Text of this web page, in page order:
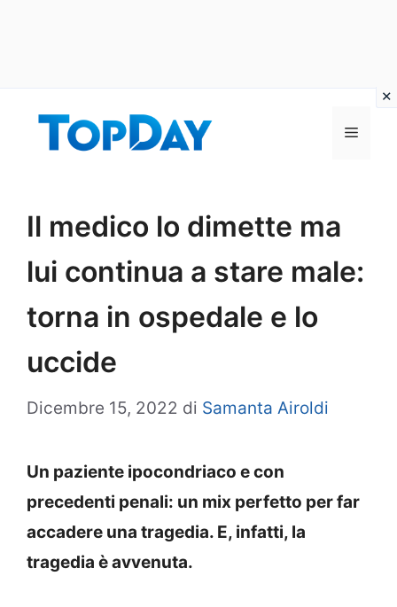
Menu
Il medico lo dimette ma
lui continua a stare male:
torna in ospedale e lo
uccide
Dicembre 15, 2022 di Samanta Airoldi
Un paziente ipocondriaco e con
precedenti penali: un mix perfetto per far
accadere una tragedia. E, infatti, la
tragedia è avvenuta.